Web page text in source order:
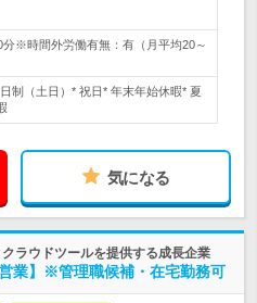
※時間外労働有無：有（月平均20～
制（土日）* 祝日* 年末年始休暇* 夏
気になる
ラウドツールを提供する成長企業
業】※管理職候補・在宅勤務可